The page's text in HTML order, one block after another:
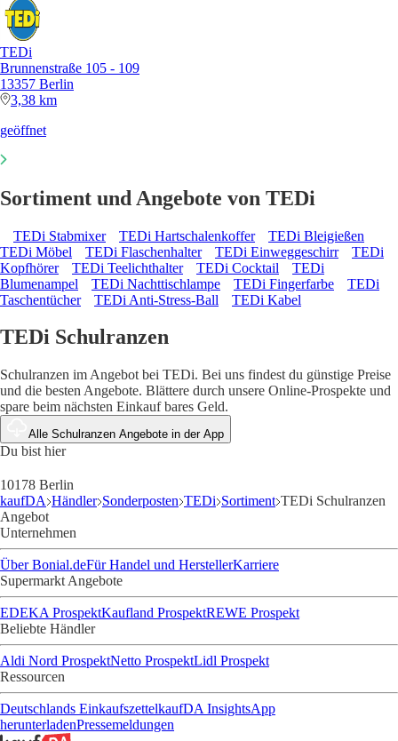
TEDi
Brunnenstraße 105 - 109
13357 Berlin
3,38 km
geöffnet
Sortiment und Angebote von TEDi
TEDi Stabmixer TEDi Hartschalenkoffer
TEDi Bleigießen
TEDi Möbel
TEDi Flaschenhalter TEDi Einweggeschirr
TEDi
Kopfhörer
TEDi Teelichthalter TEDi Cocktail
TEDi
Blumenampel
TEDi Nachttischlampe TEDi Fingerfarbe
TEDi
Taschentücher
TEDi Anti-Stress-Ball TEDi Kabel
TEDi Schulranzen
Schulranzen im Angebot bei TEDi. Bei uns findest du günstige Preise
und die besten Angebote. Blättere durch unsere Online-Prospekte und
spare beim nächsten Einkauf bares Geld.
Alle Schulranzen Angebote in der App
Du bist hier
10178 Berlin
kaufDA Händler Sonderposten TEDi Sortiment TEDi Schulranzen
Angebot
Unternehmen
Über Bonial.deFür Handel und HerstellerKarriere
Supermarkt Angebote
EDEKA ProspektKaufland ProspektREWE Prospekt
Beliebte Händler
Aldi Nord ProspektNetto ProspektLidl Prospekt
Ressourcen
Deutschlands EinkaufszettelkaufDA InsightsApp
herunterladenPressemeldungen